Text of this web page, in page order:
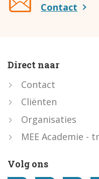
Contact
Direct naar
Contact
Cliënten
Organisaties
MEE Academie -
Volg ons